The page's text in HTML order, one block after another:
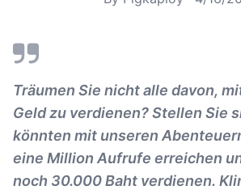
Träumen Sie nicht alle davon,
Geld zu verdienen? Stellen Sie
könnten mit unseren
eine Million Aufrufe erreichen
noch 30.000 Baht verdienen.